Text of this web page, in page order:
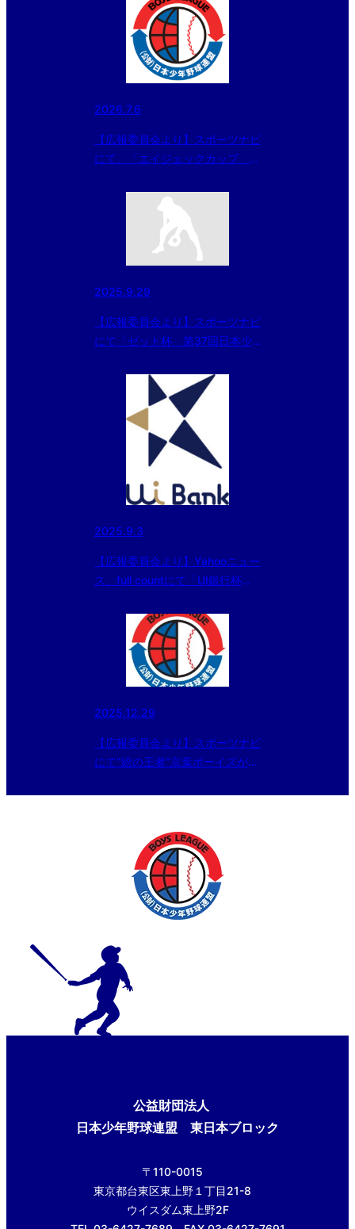
2026.7.6
【広報委員会より】スポーツナビ
にて、「エイジェックカップ 第
組み合わせが決定！」記事を配信
2025.9.29
【広報委員会より】スポーツナビ
にて「ゼット杯 第37回日本少
せ決定の記事が配信されました
2025.9.3
【広報委員会より】Yahooニュー
ス、full countにて「UI銀行杯
スター戦」中学部の記事が配信さ
れました
2025.12.29
【広報委員会より】スポーツナビ
にて“総の王者”京葉ボーイズが
ーゼンカップ第56回日本少年野
会」の記事がアップされました
公益財団法人
日本少年野球連盟 東日本ブロック
〒110-0015
東京都台東区東上野１丁目21-8
ウイスダム東上野2F